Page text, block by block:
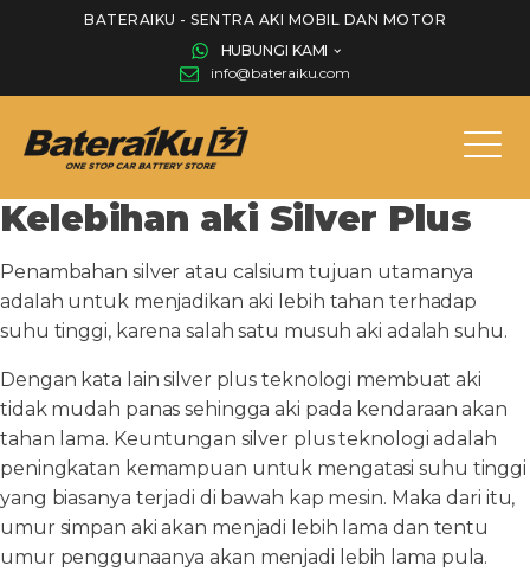
BATERAIKU - SENTRA AKI MOBIL DAN MOTOR
HUBUNGI KAMI
info@bateraiku.com
Kelebihan aki Silver Plus
Penambahan silver atau calsium tujuan utamanya
adalah untuk menjadikan aki lebih tahan terhadap
suhu tinggi, karena salah satu musuh aki adalah suhu.
Dengan kata lain silver plus teknologi membuat aki
tidak mudah panas sehingga aki pada kendaraan akan
tahan lama. Keuntungan silver plus teknologi adalah
peningkatan kemampuan untuk mengatasi suhu tinggi
yang biasanya terjadi di bawah kap mesin. Maka dari itu,
umur simpan aki akan menjadi lebih lama dan tentu
umur penggunaanya akan menjadi lebih lama pula.